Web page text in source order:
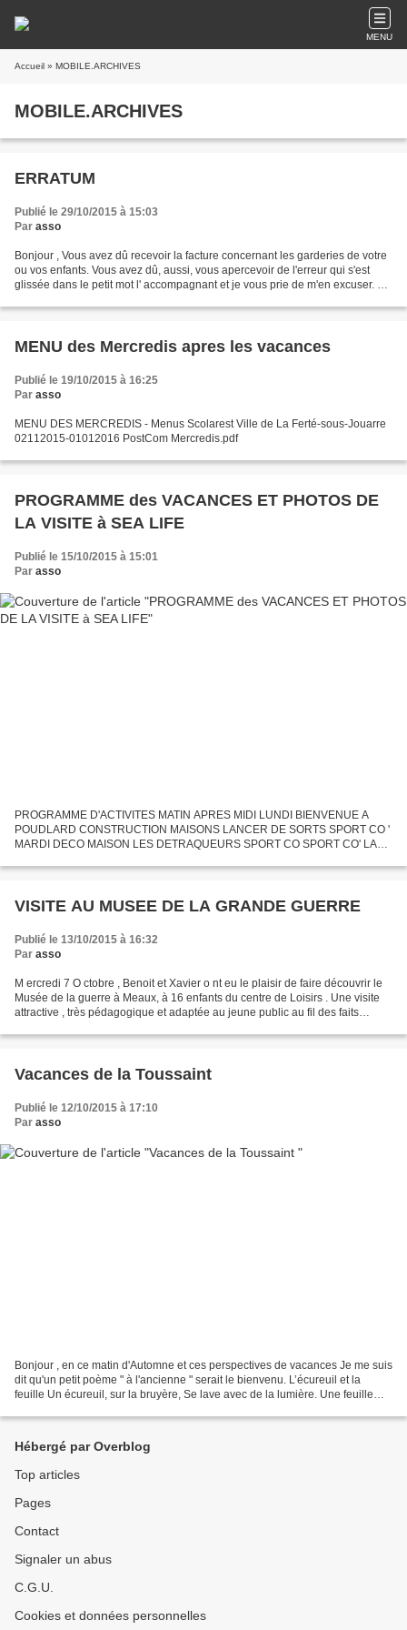
MENU
Accueil » MOBILE.ARCHIVES
MOBILE.ARCHIVES
ERRATUM
Publié le 29/10/2015 à 15:03
Par asso
Bonjour , Vous avez dû recevoir la facture concernant les garderies de votre
ou vos enfants. Vous avez dû, aussi, vous apercevoir de l'erreur qui s'est
glissée dans le petit mot l' accompagnant et je vous prie de m'en excuser. En
MENU des Mercredis apres les vacances
Publié le 19/10/2015 à 16:25
Par asso
MENU DES MERCREDIS - Menus Scolarest Ville de La Ferté-sous-Jouarre
02112015-01012016 PostCom Mercredis.pdf
PROGRAMME des VACANCES ET PHOTOS DE
LA VISITE à SEA LIFE
Publié le 15/10/2015 à 15:01
Par asso
PROGRAMME D'ACTIVITES MATIN APRES MIDI LUNDI BIENVENUE A
POUDLARD CONSTRUCTION MAISONS LANCER DE SORTS SPORT CO '
MARDI DECO MAISON LES DETRAQUEURS SPORT CO SPORT CO' LA
D'OPPOSITION QUIDDICH GRINGOTT...
VISITE AU MUSEE DE LA GRANDE GUERRE
Publié le 13/10/2015 à 16:32
Par asso
M ercredi 7 O ctobre , Benoit et Xavier o nt eu le plaisir de faire découvrir le
Musée de la guerre à Meaux, à 16 enfants du centre de Loisirs . Une visite
attractive , très pédagogique et adaptée au jeune public au fil des faits
Vacances de la Toussaint
Publié le 12/10/2015 à 17:10
Par asso
Bonjour , en ce matin d'Automne et ces perspectives de vacances Je me suis
dit qu'un petit poème " à l'ancienne " serait le bienvenu. L’écureuil et la
feuille Un écureuil, sur la bruyère, Se lave avec de la lumière. Une feuille
Hébergé par Overblog
Top articles
Pages
Contact
Signaler un abus
C.G.U.
Cookies et données personnelles